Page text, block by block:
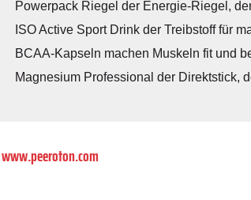
Powerpack Riegel der ­Energie-Riegel,
ISO Active Sport Drink der Treibstoff für
BCAA-Kapseln machen Muskeln fit und
Magnesium Professional der Direktstick,
www.peeroton.com